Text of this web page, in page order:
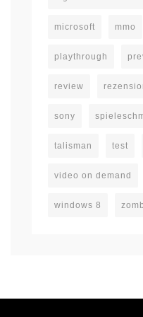
microsoft mmo
playthrough
review
sony
talisman test
video on demand
windows 8